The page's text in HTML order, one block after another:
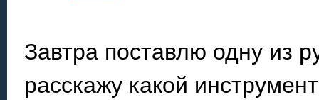
Завтра поставлю одну из
расскажу какой